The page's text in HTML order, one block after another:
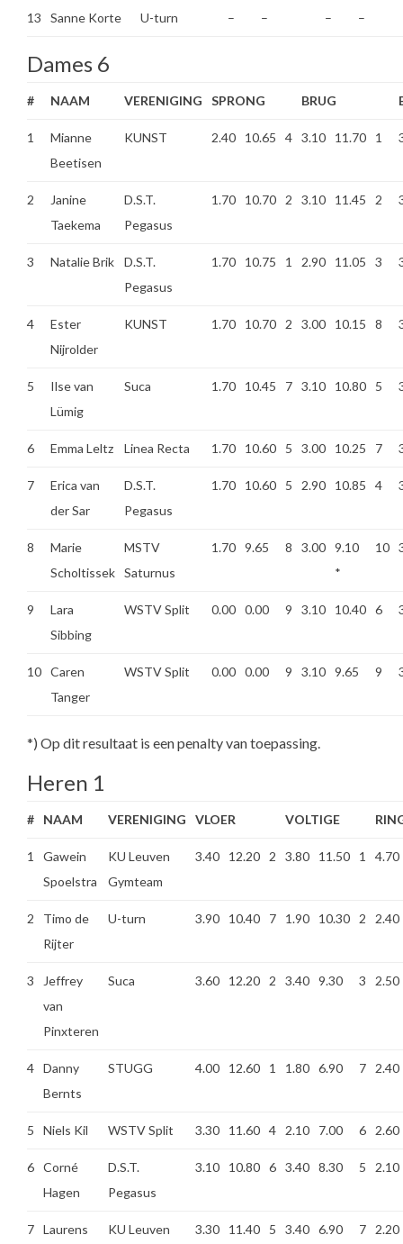
13 Sanne Korte U-turn – – – –
Dames 6
# NAAM VERENIGING SPRONG BRUG
1
Mianne
Beetisen
KUNST 2.40 10.65 4 3.10 11.70 1
2
Janine
Taekema
D.S.T.
Pegasus
1.70 10.70 2 3.10 11.45 2
3 Natalie Brik
D.S.T.
Pegasus
1.70 10.75 1 2.90 11.05 3
4
Ester
Nijrolder
KUNST 1.70 10.70 2 3.00 10.15 8
5
Ilse van
Lümig
Suca 1.70 10.45 7 3.10 10.80 5
6 Emma Leltz Linea Recta 1.70 10.60 5 3.00 10.25 7
7
Erica van
der Sar
D.S.T.
Pegasus
1.70 10.60 5 2.90 10.85 4
8
Marie
Scholtissek
MSTV
Saturnus
1.70 9.65 8 3.00 9.10
*
10
9
Lara
Sibbing
WSTV Split 0.00 0.00 9 3.10 10.40 6
10 Caren
Tanger
WSTV Split 0.00 0.00 9 3.10 9.65 9
*) Op dit resultaat is een penalty van toepassing.
Heren 1
# NAAM VERENIGING VLOER VOLTIGE
1
Gawein
Spoelstra
KU Leuven
Gymteam
3.40 12.20 2 3.80 11.50 1 4.70
2
Timo de
Rijter
U-turn 3.90 10.40 7 1.90 10.30 2 2.40
3
Jeffrey
van
Pinxteren
Suca 3.60 12.20 2 3.40 9.30 3 2.50
4 Danny
Bernts
STUGG 4.00 12.60 1 1.80 6.90 7 2.40
5 Niels Kil WSTV Split 3.30 11.60 4 2.10 7.00 6 2.60
6 Corné
Hagen
D.S.T.
Pegasus
3.10 10.80 6 3.40 8.30 5 2.10
7 Laurens KU Leuven 3.30 11.40 5 3.40 6.90 7 2.20